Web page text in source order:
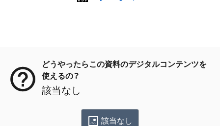
どうやったらこの資料のデジタルコンテンツを
使えるの？
該当なし
該当なし